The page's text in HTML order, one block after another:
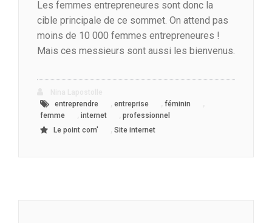
Les femmes entrepreneures sont donc la
cible principale de ce sommet. On attend pas
moins de 10 000 femmes entrepreneures !
Mais ces messieurs sont aussi les bienvenus.
entreprendre
entreprise féminin
femme internet
professionnel
Le point com'
Site internet